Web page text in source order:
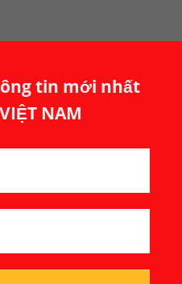
tin mới nhất
NAM